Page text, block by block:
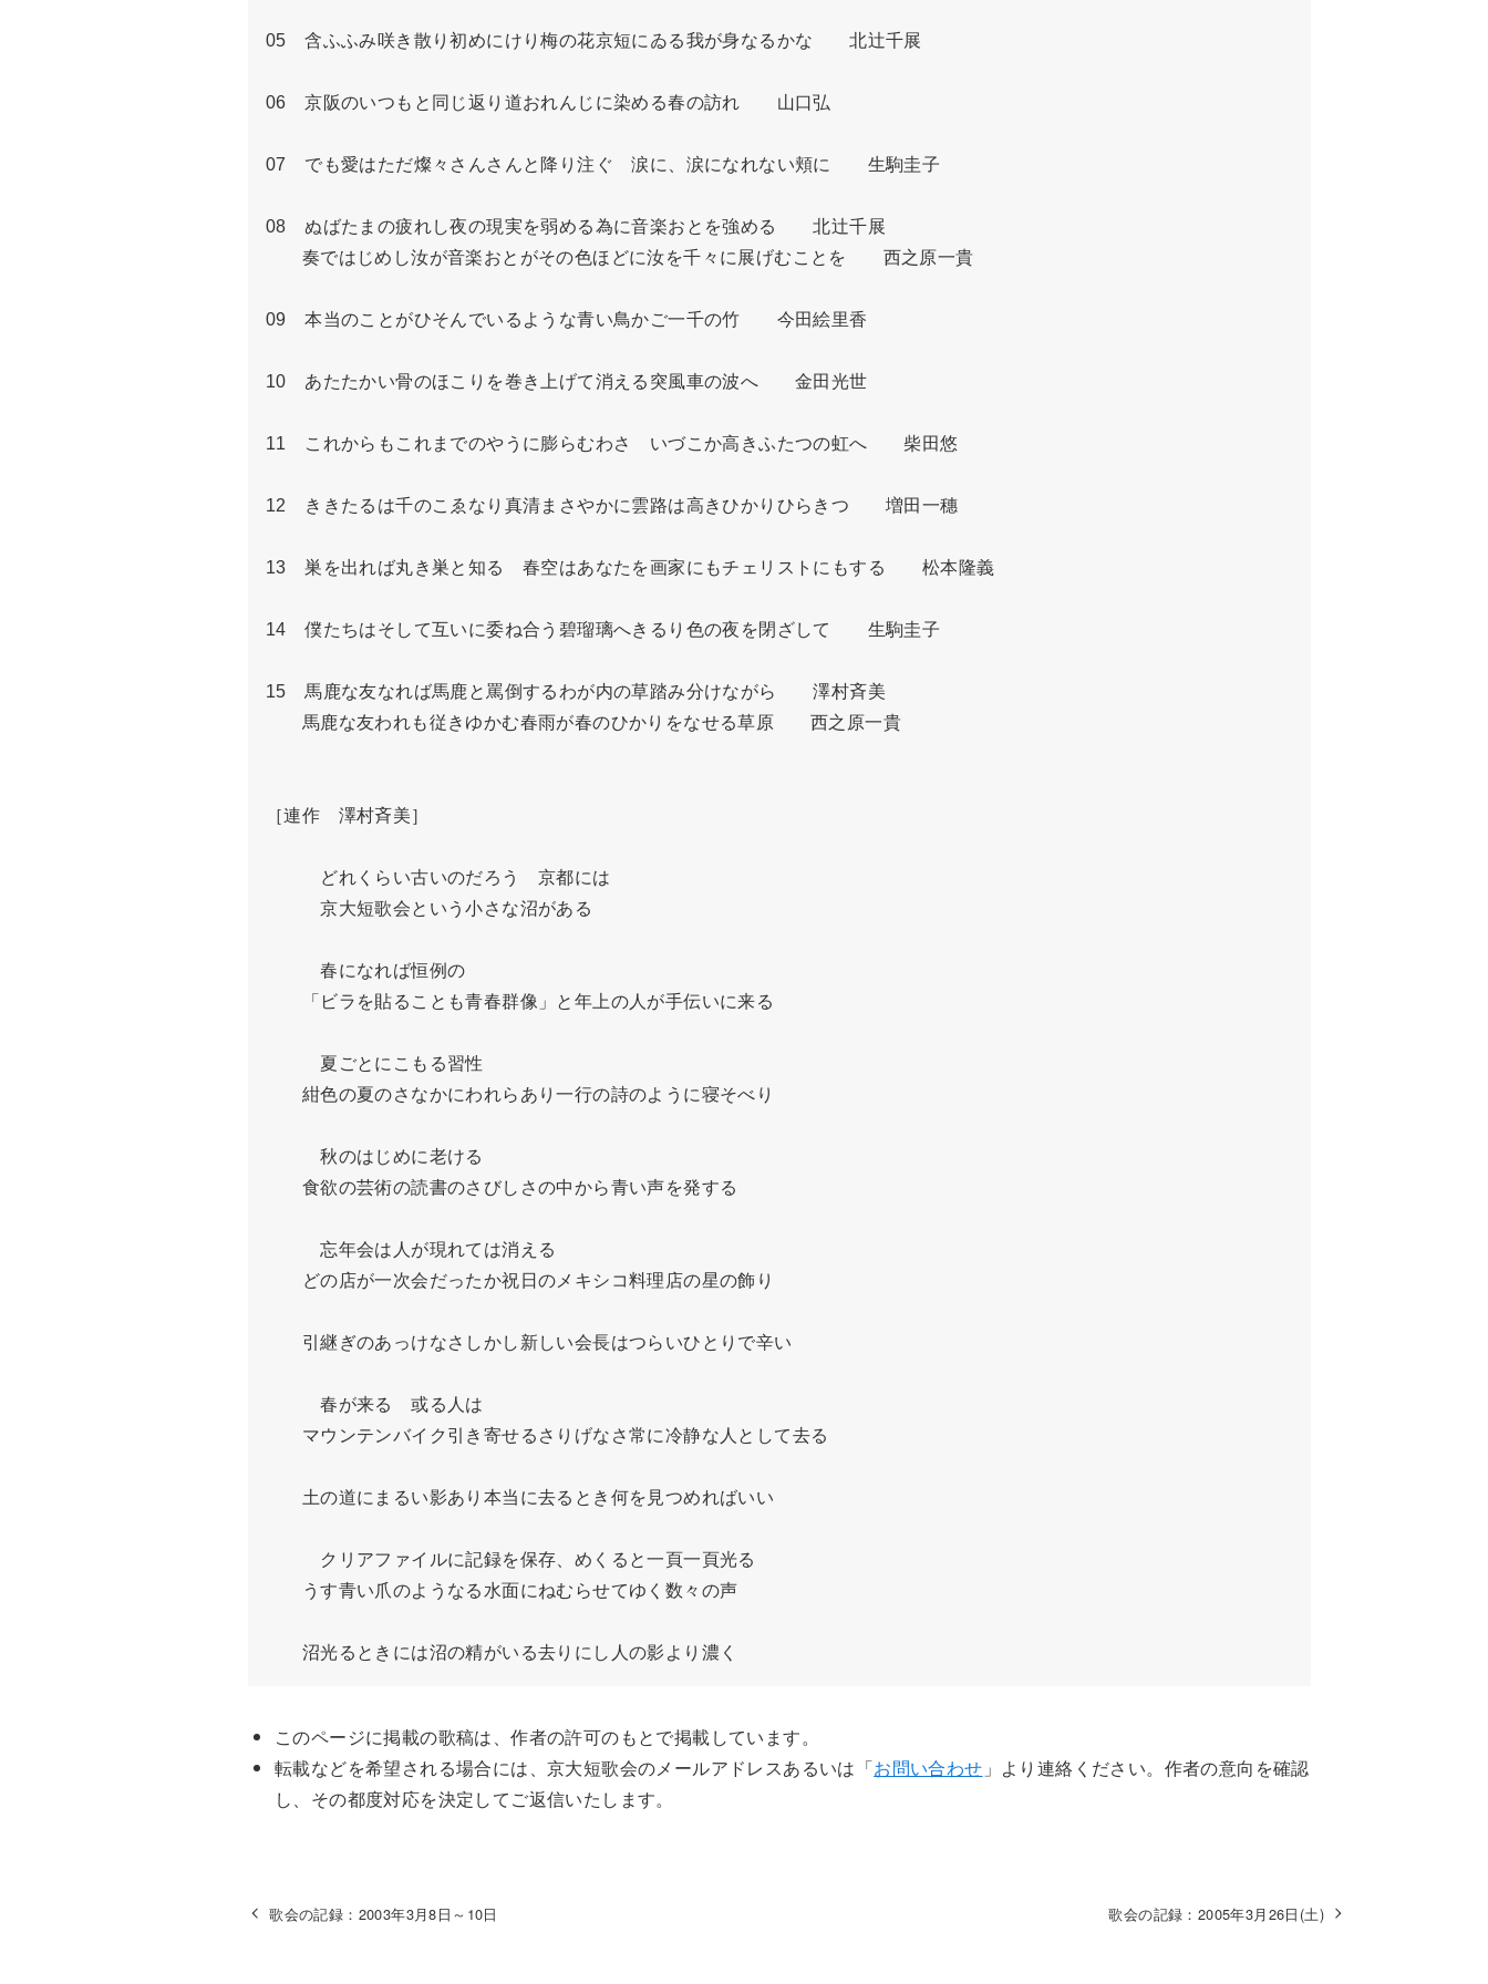
05　含ふふみ咲き散り初めにけり梅の花京短にゐる我が身なるかな　　北辻千展
06　京阪のいつもと同じ返り道おれんじに染める春の訪れ　　山口弘
07　でも愛はただ燦々さんさんと降り注ぐ　涙に、涙になれない頬に　　生駒圭子
08　ぬばたまの疲れし夜の現実を弱める為に音楽おとを強める　　北辻千展
奏ではじめし汝が音楽おとがその色ほどに汝を千々に展げむことを　　西之原一貴
09　本当のことがひそんでいるような青い鳥かご一千の竹　　今田絵里香
10　あたたかい骨のほこりを巻き上げて消える突風車の波へ　　金田光世
11　これからもこれまでのやうに膨らむわさ　いづこか高きふたつの虹へ　　柴田悠
12　ききたるは千のこゑなり真清まさやかに雲路は高きひかりひらきつ　　増田一穗
13　巣を出れば丸き巣と知る　春空はあなたを画家にもチェリストにもする　　松本隆義
14　僕たちはそして互いに委ね合う碧瑠璃へきるり色の夜を閉ざして　　生駒圭子
15　馬鹿な友なれば馬鹿と罵倒するわが内の草踏み分けながら　　澤村斉美
馬鹿な友われも従きゆかむ春雨が春のひかりをなせる草原　　西之原一貴
［連作　澤村斉美］
どれくらい古いのだろう　京都には
京大短歌会という小さな沼がある
春になれば恒例の
「ビラを貼ることも青春群像」と年上の人が手伝いに来る
夏ごとにこもる習性
紺色の夏のさなかにわれらあり一行の詩のように寝そべり
秋のはじめに老ける
食欲の芸術の読書のさびしさの中から青い声を発する
忘年会は人が現れては消える
どの店が一次会だったか祝日のメキシコ料理店の星の飾り
引継ぎのあっけなさしかし新しい会長はつらいひとりで辛い
春が来る　或る人は
マウンテンバイク引き寄せるさりげなさ常に冷静な人として去る
土の道にまるい影あり本当に去るとき何を見つめればいい
クリアファイルに記録を保存、めくると一頁一頁光る
うす青い爪のようなる水面にねむらせてゆく数々の声
沼光るときには沼の精がいる去りにし人の影より濃く
このページに掲載の歌稿は、作者の許可のもとで掲載しています。
転載などを希望される場合には、京大短歌会のメールアドレスあるいは「お問い合わせ 」より連絡ください。作者の意向を確認
し、その都度対応を決定してご返信いたします。
歌会の記録：2003年3月8日～10日 歌会の記録：2005年3月26日(土)